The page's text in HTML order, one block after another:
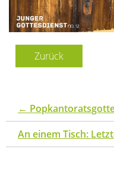
Zurück
←
An einem Tisch: